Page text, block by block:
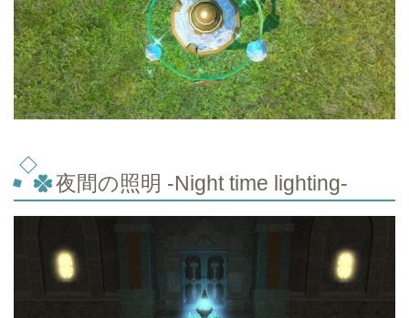
夜間の照明 -Night time lighting-